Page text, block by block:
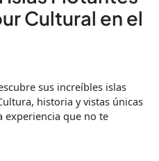
Cultural en el
sus increíbles islas
historia y vistas únicas
experiencia que no te